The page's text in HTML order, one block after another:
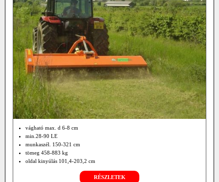
vágható max. d 6-8 cm
min.28-90 LE
munkaszél. 150-321 cm
tömeg 458-883 kg
oldal kinyúlás 101,4-203,2 cm
RÉSZLETEK